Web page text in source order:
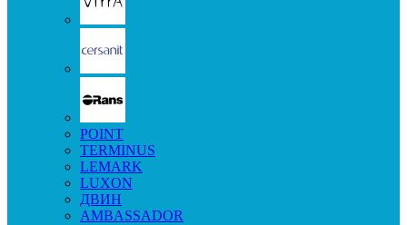
POINT
TERMINUS
LEMARK
LUXON
ДВИН
AMBASSADOR